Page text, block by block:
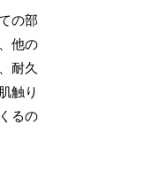
の部
他の
耐久
触り
るの